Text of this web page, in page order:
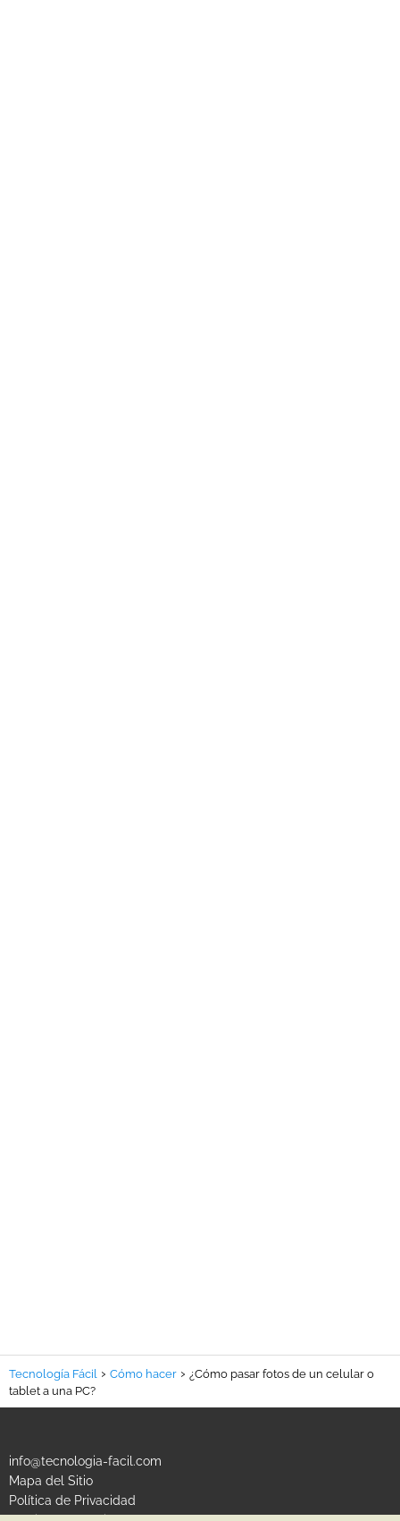
Tecnología Fácil Cómo hacer
¿Cómo pasar fotos de un celular o
tablet a una PC?
info@tecnologia-facil.com
Mapa del Sitio
Política de Privacidad